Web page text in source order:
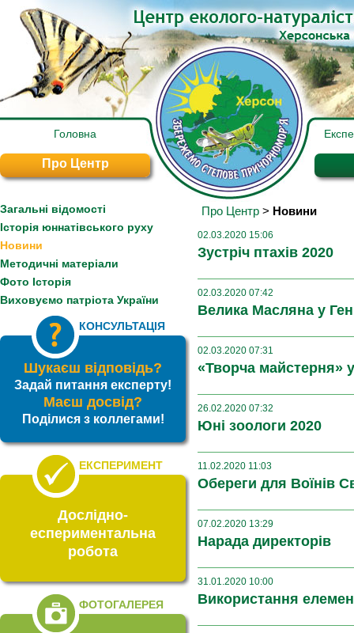
Головна
Про Центр
Загальні відомості
Історія юннатівського руху
Новини
Методичні матеріали
Фото Історія
Виховуємо патріота України
КОНСУЛЬТАЦІЯ
Шукаєш відповідь?
Задай питання експерту!
Маєш досвід?
Поділися з коллегами!
ЕКСПЕРИМЕНТ
Дослідно-
еспериментальна
робота
ФОТОГАЛЕРЕЯ
Про Центр > Новини
02.03.2020 15:06
Зустріч птахів 2020
02.03.2020 07:42
Велика Масляна у
02.03.2020 07:31
«Творча майстерня»
26.02.2020 07:32
Юні зоологи 2020
11.02.2020 11:03
Обереги для Воїнів
07.02.2020 13:29
Нарада директорів
31.01.2020 10:00
Використання